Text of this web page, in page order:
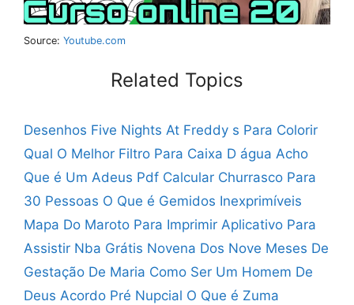
Source: Youtube.com
Related Topics
Desenhos Five Nights At Freddy s Para Colorir
Qual O Melhor Filtro Para Caixa D água Acho
Que é Um Adeus Pdf Calcular Churrasco Para
30 Pessoas O Que é Gemidos Inexprimíveis
Mapa Do Maroto Para Imprimir Aplicativo Para
Assistir Nba Grátis Novena Dos Nove Meses De
Gestação De Maria Como Ser Um Homem De
Deus Acordo Pré Nupcial O Que é Zuma